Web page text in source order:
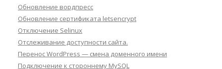
Обновление вордпресс
Обновление сертификата letsencrypt
Отключение Selinux
Отслеживание доступности сайта.
Перенос WordPress — смена доменного имени
Подключение к стороннему MySQL